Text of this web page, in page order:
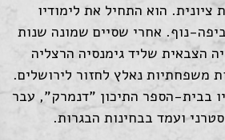
ציונית. הוא התחיל את לימודיו
נוף. אחרי שסיים שמונה שנות
הצבאית שליד גימנסיה הרצליה
משפחתיות נאלץ לחזור לירושלים.
בבית-הספר התיכון "דנמרק", עבר
ועמד בבחינות הבגרות.